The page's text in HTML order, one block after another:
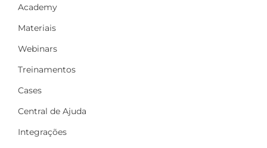
Academy
Materiais
Webinars
Treinamentos
Cases
Central de Ajuda
Integrações